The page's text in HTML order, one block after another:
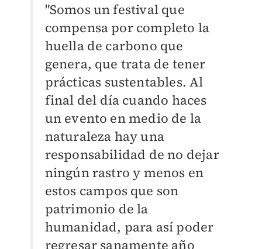
"Somos un festival que
compensa por completo la
huella de carbono que
genera, que trata de tener
prácticas sustentables. Al
final del día cuando haces
un evento en medio de la
naturaleza hay una
responsabilidad de no dejar
ningún rastro y menos en
estos campos que son
patrimonio de la
humanidad, para así poder
regresar sanamente año